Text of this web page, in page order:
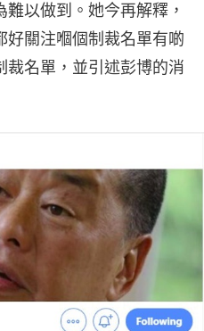
以做到。她今再解釋，
好關注嗰個制裁名單有啲
裁名單，並引述彭博的消